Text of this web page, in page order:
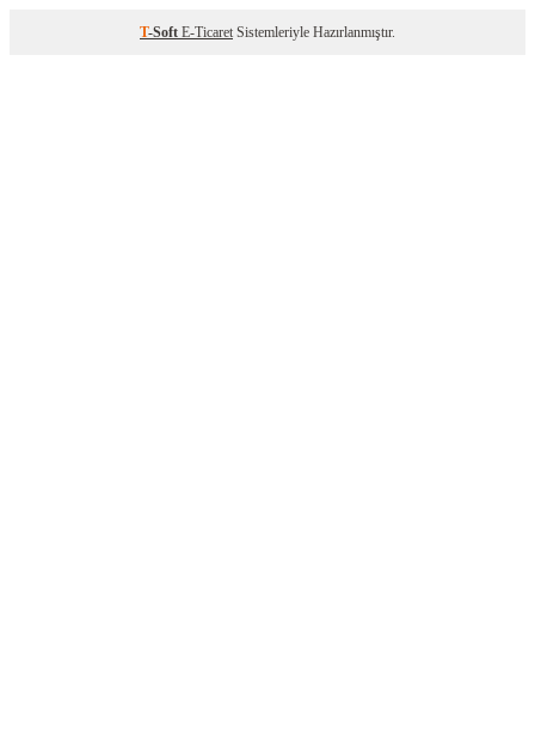
T-Soft E-Ticaret Sistemleriyle Hazırlanmıştır.